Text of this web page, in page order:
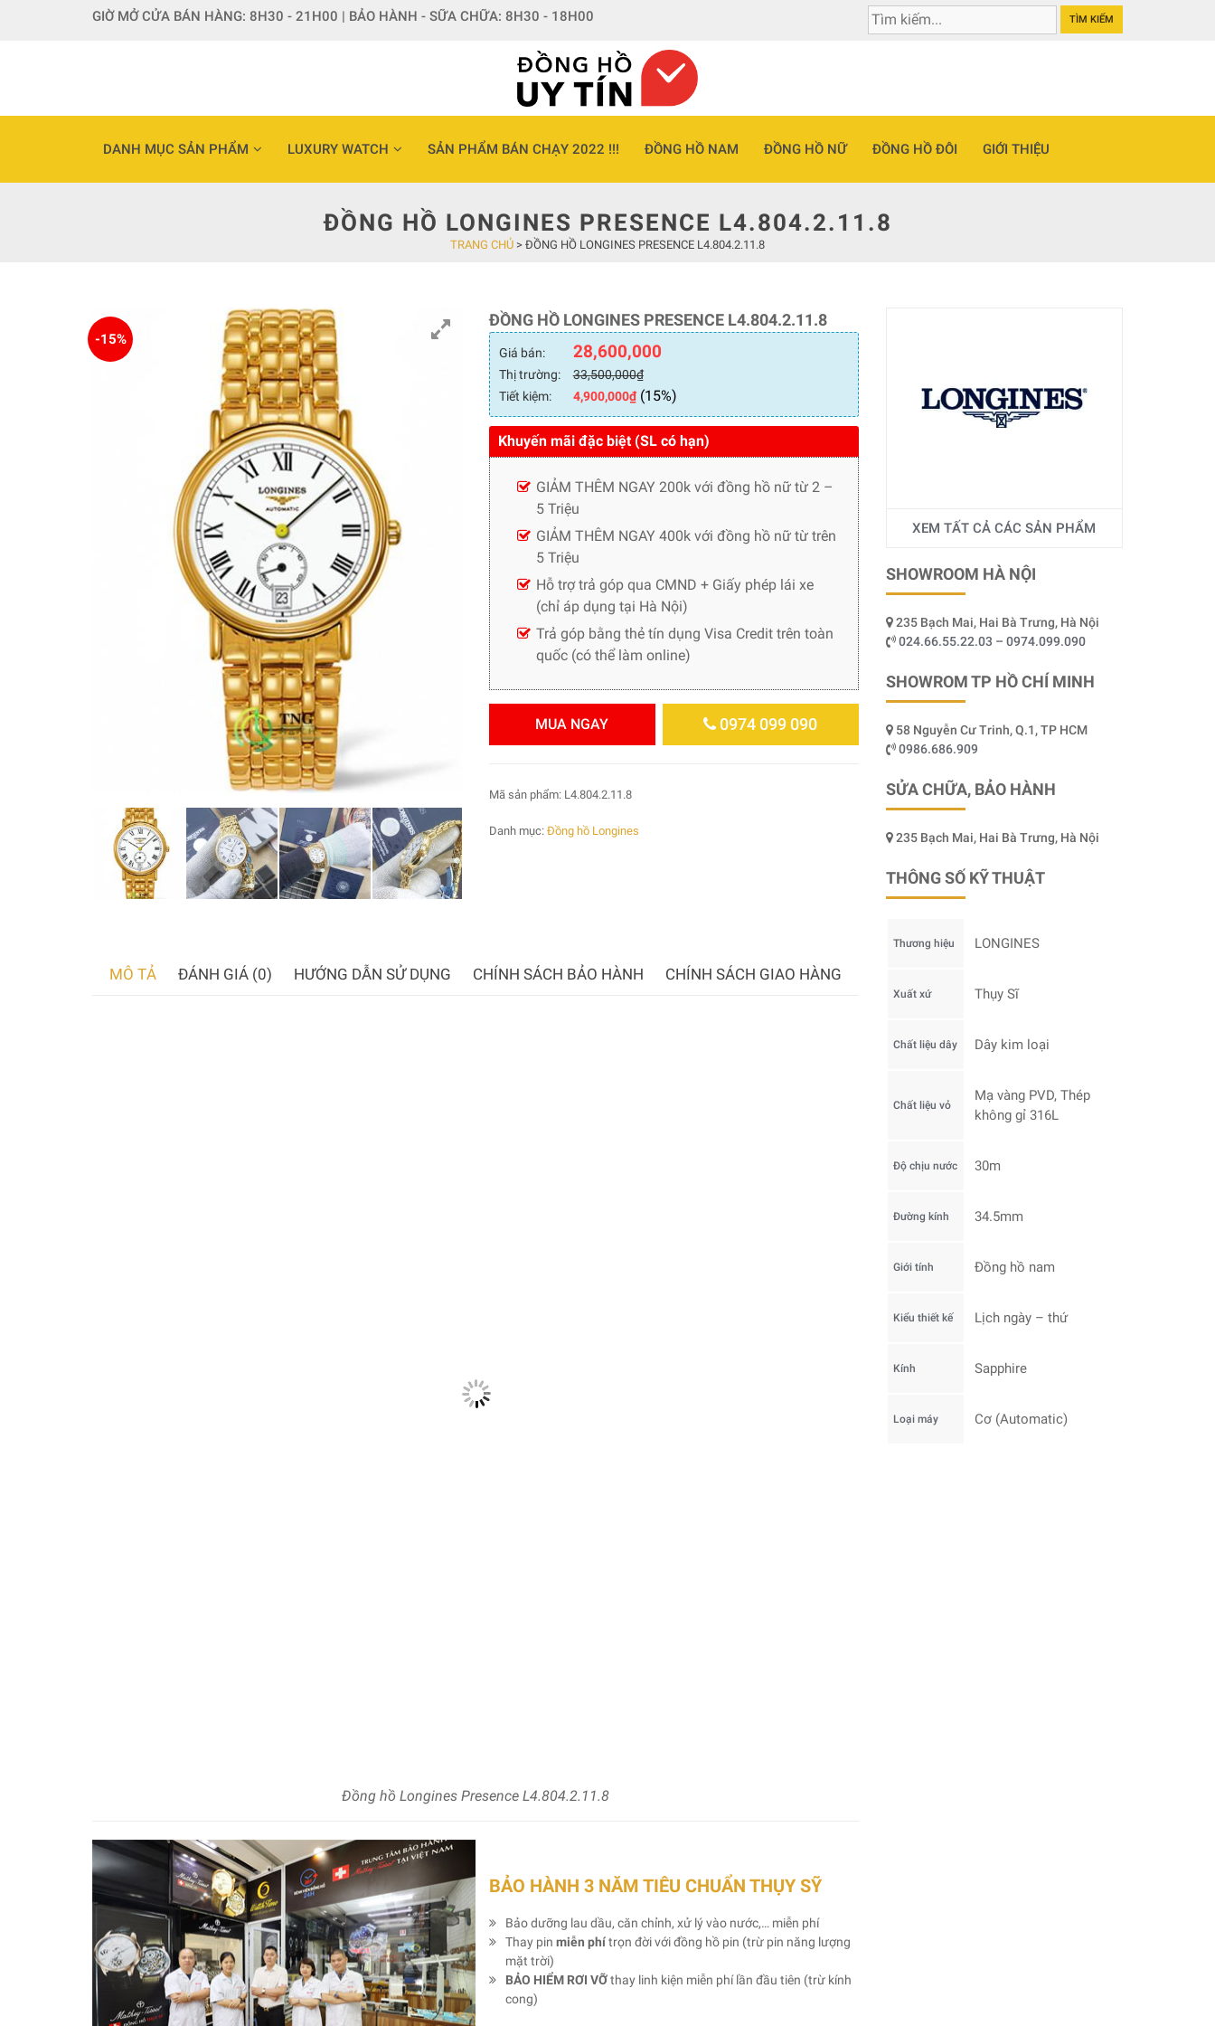
GIỜ MỞ CỬA BÁN HÀNG: 8H30 - 21H00 | BẢO HÀNH - SỮA CHỮA: 8H30 - 18H00 TÌM KIẾM
DANH MỤC SẢN PHẨM LUXURY WATCH SẢN PHẨM BÁN CHẠY 2022 !!! ĐỒNG HỒ NAM ĐỒNG HỒ NỮ ĐỒNG HỒ ĐÔI GIỚI THIỆU
ĐỒNG HỒ LONGINES PRESENCE L4.804.2.11.8
TRANG CHỦ > ĐỒNG HỒ LONGINES PRESENCE L4.804.2.11.8
-15%
ĐỒNG HỒ LONGINES PRESENCE L4.804.2.11.8
Giá bán: 28,600,000
Thị trường: 33,500,000₫
Tiết kiệm:
4,900,000₫(15%)
Khuyến mãi đặc biệt (SL có hạn)
GIẢM THÊM NGAY 200k với đồng hồ nữ từ 2 –
5 Triệu
GIẢM THÊM NGAY 400k với đồng hồ nữ từ trên
5 Triệu
Hỗ trợ trả góp qua CMND + Giấy phép lái xe
(chỉ áp dụng tại Hà Nội)
Trả góp bằng thẻ tín dụng Visa Credit trên toàn
quốc (có thể làm online)
MUA NGAY 0974 099 090
Mã sản phẩm: L4.804.2.11.8
Danh mục: Đồng hồ Longines
MÔ TẢ ĐÁNH GIÁ (0) HƯỚNG DẪN SỬ DỤNG CHÍNH SÁCH BẢO HÀNH CHÍNH SÁCH GIAO HÀNG
Đồng hồ Longines Presence L4.804.2.11.8
BẢO HÀNH 3 NĂM TIÊU CHUẨN THỤY SỸ
Bảo dưỡng lau dầu, căn chỉnh, xử lý vào nước,… miễn phí
Thay pin miễn phítrọn đời với đồng hồ pin (trừ pin năng lượng
mặt trời)
BẢO HIỂM RƠI VỠthay linh kiện miễn phí lần đầu tiên (trừ kính
cong)
XEM TẤT CẢ CÁC SẢN PHẨM
SHOWROOM HÀ NỘI
235 Bạch Mai, Hai Bà Trưng, Hà Nội
024.66.55.22.03 – 0974.099.090
SHOWROM TP HỒ CHÍ MINH
58 Nguyễn Cư Trinh, Q.1, TP HCM
0986.686.909
SỬA CHỮA, BẢO HÀNH
235 Bạch Mai, Hai Bà Trưng, Hà Nội
THÔNG SỐ KỸ THUẬT
Thương hiệu LONGINES
Xuất xứ Thụy Sĩ
Chất liệu dây Dây kim loại
Chất liệu vỏ
Mạ vàng PVD, Thép
không gỉ 316L
Độ chịu nước 30m
Đường kính 34.5mm
Giới tính Đồng hồ nam
Kiểu thiết kế Lịch ngày – thứ
Kính Sapphire
Loại máy Cơ (Automatic)